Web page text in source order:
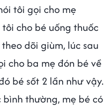
tôi gọi cho mẹ
cho bé uống thuốc
dõi giùm, lúc sau
cho ba mẹ đón bé về
bé sốt 2 lần như vậy.
thường, mẹ bé có